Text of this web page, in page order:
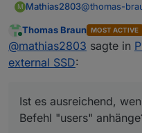
M Mathias2803@thomas-
Ist es
Befehl
Online
Thomas Braun MOST ACTIVE
@mathias2803 sagte in
external SSD:
Ist es ausreichend,
Befehl "users"